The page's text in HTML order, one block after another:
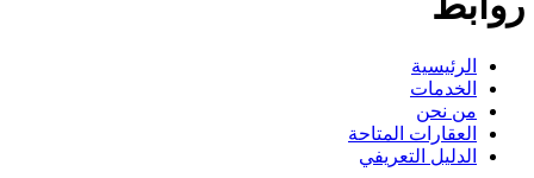
الرئيسية
الخدمات
من نحن
العقارات المتاحة
الدليل التعريفي